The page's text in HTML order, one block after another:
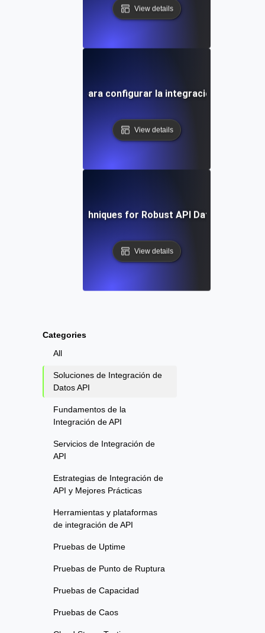
Categories
All
Soluciones de Integración de
Datos API
Fundamentos de la
Integración de API
Servicios de Integración de
API
Estrategias de Integración de
API y Mejores Prácticas
Herramientas y plataformas
de integración de API
Pruebas de Uptime
Pruebas de Punto de Ruptura
Pruebas de Capacidad
Pruebas de Caos
View details
Guía paso a paso para configurar la integración de datos
View details
Tools and Techniques for Robust API Data
View details